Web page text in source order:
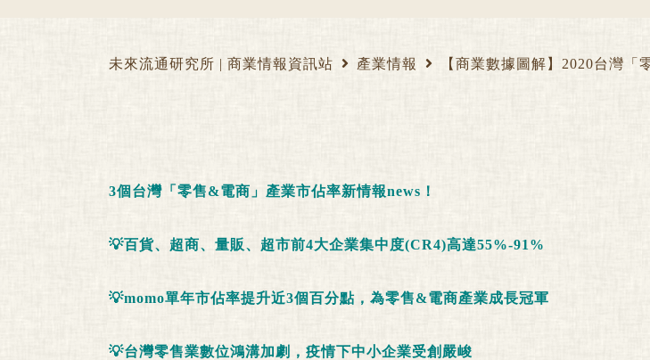
未來流通研究所 | 商業情報資訊站 產業情報 【商業數據圖解】2020台灣
3個台灣「零售&電商」產業市佔率新情報news！
💡百貨、超商、量販、超市前4大企業集中度(CR4)高達55%-91%
💡momo單年市佔率提升近3個百分點，為零售&電商產業成長冠軍
💡台灣零售業數位鴻溝加劇，疫情下中小企業受創嚴峻